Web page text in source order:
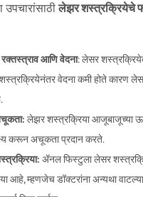
लेझर शस्त्रक्रियेचे
आणि वेदना: लेसर
वेदना कमी होते कारण
लेझर शस्त्रक्रिया आजूबाजूच्या
करून अचूकता प्रदान करते.
ॲनल फिस्टुला लेसर
आहे, म्हणजेच डॉक्टरांना अन्यथा